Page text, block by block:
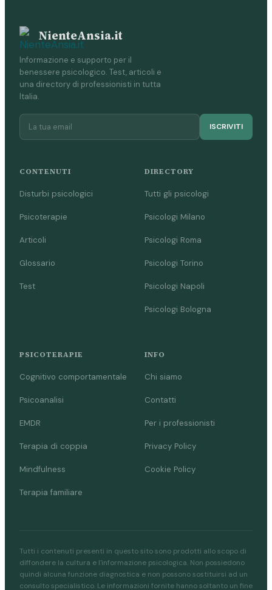
NienteAnsia.it
Informazione e supporto per il
benessere psicologico. Test, articoli e
una directory di professionisti in tutta
Italia.
ISCRIVITI
CONTENUTI
Disturbi psicologici
Psicoterapie
Articoli
Glossario
Test
DIRECTORY
Tutti gli psicologi
Psicologi Milano
Psicologi Roma
Psicologi Torino
Psicologi Napoli
Psicologi Bologna
PSICOTERAPIE
Cognitivo comportamentale
Psicoanalisi
EMDR
Terapia di coppia
Mindfulness
Terapia familiare
INFO
Chi siamo
Contatti
Per i professionisti
Privacy Policy
Cookie Policy
Tutti i contenuti presenti in questo sito sono prodotti allo scopo di
diffondere la cultura e l'informazione psicologica. Non possiedono
quindi alcuna funzione diagnostica e non possono sostituirsi ad un
consulto specialistico. Le informazioni fornite hanno soltanto un fine